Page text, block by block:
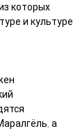
которых
и культуре
а